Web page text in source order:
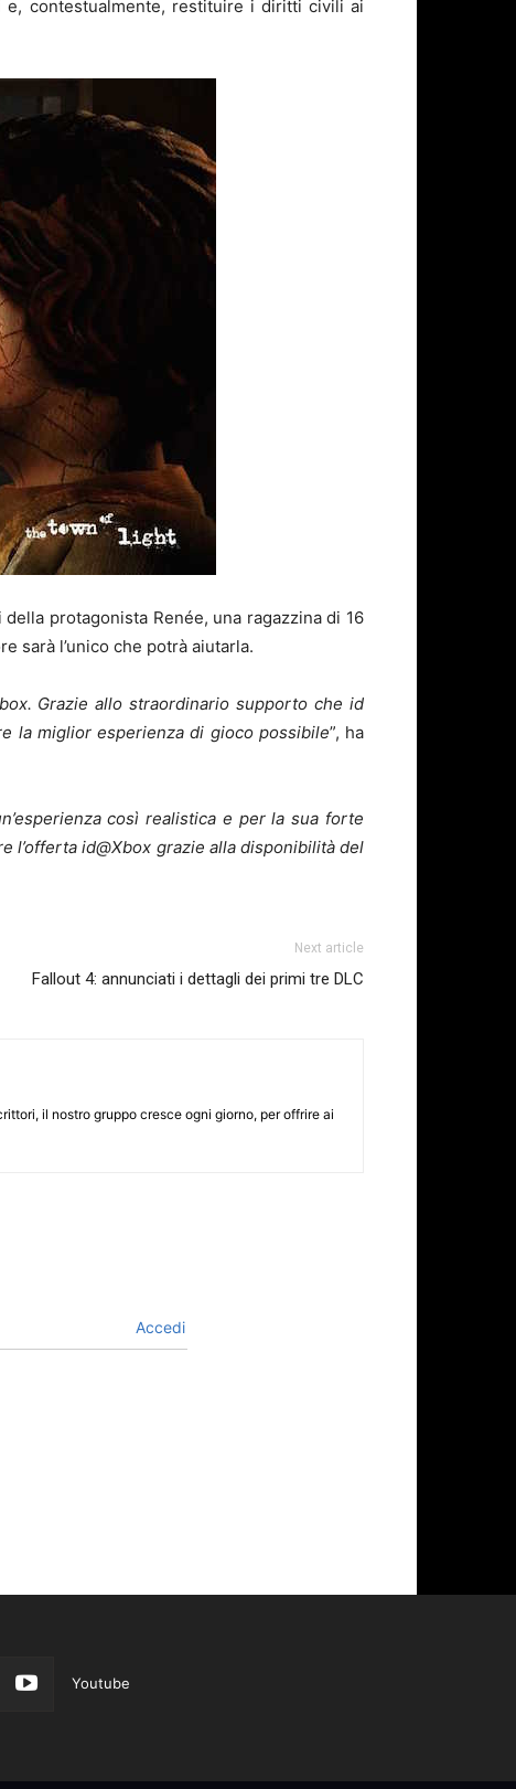
contestualmente, restituire i diritti civili ai
protagonista Renée, una ragazzina di 16
sarà l’unico che potrà aiutarla.
Grazie allo straordinario supporto che id
la miglior esperienza di gioco possibile”, ha
così realistica e per la sua forte
l’offerta id@Xbox grazie alla disponibilità del
Next article
Fallout 4: annunciati i dettagli dei primi tre DLC
il nostro gruppo cresce ogni giorno, per offrire ai
Accedi
Youtube